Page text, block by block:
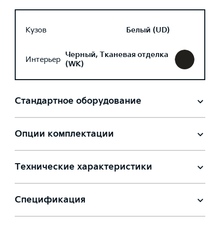
Кузов Белый (UD)
Интерьер Черный, Тканевая отделка
(WK)
Стандартное оборудование
Опции комплектации
Технические характеристики
Спецификация